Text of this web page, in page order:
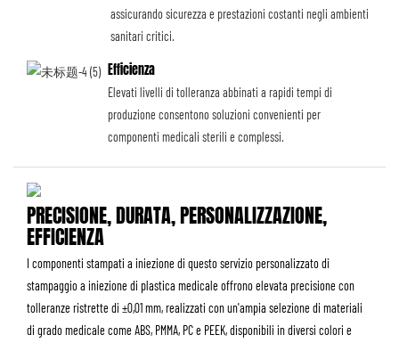
assicurando sicurezza e prestazioni costanti negli ambienti
sanitari critici.
Efficienza
Elevati livelli di tolleranza abbinati a rapidi tempi di
produzione consentono soluzioni convenienti per
componenti medicali sterili e complessi.
PRECISIONE, DURATA, PERSONALIZZAZIONE,
EFFICIENZA
I componenti stampati a iniezione di questo servizio personalizzato di
stampaggio a iniezione di plastica medicale offrono elevata precisione con
tolleranze ristrette di ±0,01 mm, realizzati con un'ampia selezione di materiali
di grado medicale come ABS, PMMA, PC e PEEK, disponibili in diversi colori e